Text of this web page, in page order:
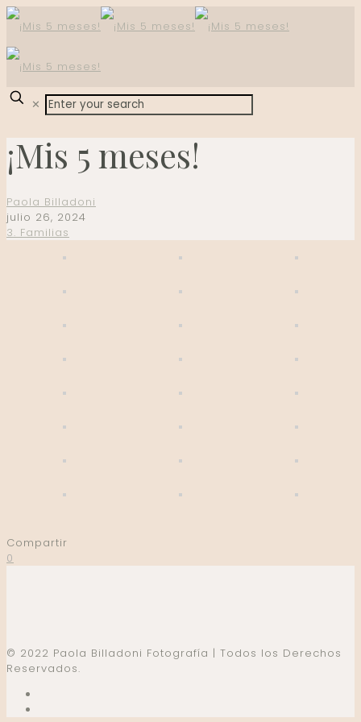
✕
¡Mis 5 meses!
Paola Billadoni
julio 26, 2024
3. Familias
Compartir
0
© 2022 Paola Billadoni Fotografía | Todos los Derechos
Reservados.